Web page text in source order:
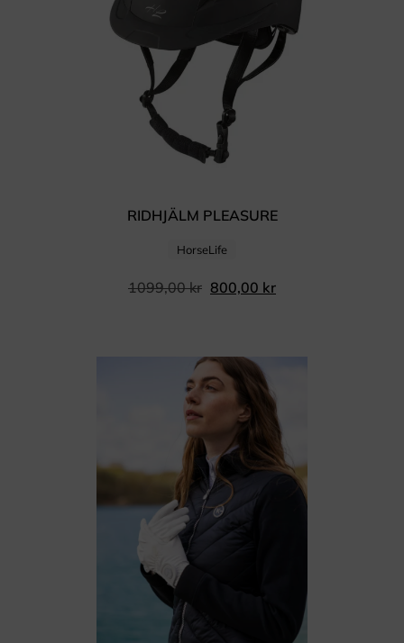
RIDHJÄLM PLEASURE
HorseLife
1099,00kr 800,00 kr